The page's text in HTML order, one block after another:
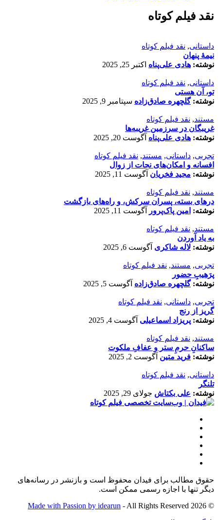
نقد فیلم کوتاه
داستانی, نقد فیلم کوتاه
نیمۀ پنهان
نوشته: هادی علی‌پناه اکتبر 25, 2025
داستانی, نقد فیلم کوتاه
تو، آن هستی
نوشته:گلچهره صادق‌زاده سپتامبر 9, 2025
مستند, نقد فیلم کوتاه
غریبگان در سرزمین غریبه‌ها
نوشته: هادی علی‌پناه آگوست 20, 2025
تجربی, داستانی, مستند, نقد فیلم کوتاه
افسانه‌ و امکان‌های نجات از زوال
نوشته: مجید فخریان آگوست 11, 2025
مستند, نقد فیلم کوتاه
درهای بسته، پسران سرکش، و راه‌های بازگشت
نوشته: امین پاک‌پرور آگوست 11, 2025
مستند, نقد فیلم کوتاه
به یاد آوردن
نوشته: لاله شاکری آگوست 6, 2025
تجربی, مستند, نقد فیلم کوتاه
پرَهیب‌ِ حضور
نوشته:گلچهره صادق‌زاده آگوست 5, 2025
تجربی, داستانی, نقد فیلم کوتاه
گریز از رنج
نوشته: پریزاد اسماعیلی آگوست 4, 2025
مستند, نقد فیلم کوتاه
ساکنانِ حرمِ ستر و عفافِ ملکوت
نوشته: فرید متین آگوست 2, 2025
داستانی, نقد فیلم کوتاه
تلنگر
نوشته: علی بکتاش جولای 29, 2025
حقوق مطالب برای فیدان محفوظ است و بازنشر در رسانه‌های
دیگر تنها با اجازه رسمی ممکن است.
© 2026
Made with Passion by idearun - All Rights Reserved